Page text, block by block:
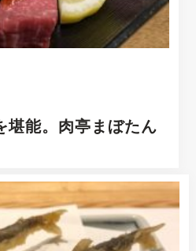
堪能。肉亭まぼたん